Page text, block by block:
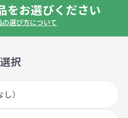
をお選びください
の選び方について
択
）